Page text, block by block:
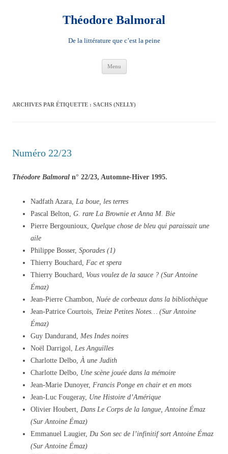
Théodore Balmoral
De la littérature que c’est la peine
Menu
ARCHIVES PAR ÉTIQUETTE : SACHS (NELLY)
Numéro 22/23
Théodore Balmoral n° 22/23, Automne-Hiver 1995.
Nadfath Azara, La boue, les terres
Pascal Belton, G. rare La Brownie et Anna M. Bie
Pierre Bergounioux, Quelque chose de bleu qui paraissait une
aile
Philippe Bosser, Sporades (1)
Thierry Bouchard, Fac et spera
Thierry Bouchard, Vous voulez de la sauce ? (Sur Antoine
Émaz)
Jean-Pierre Chambon, Nuée de corbeaux dans la bibliothèque
Jean-Patrice Courtois, Treize Petites Notes… (Sur Antoine
Émaz)
Guy Dandurand, Mes Indes noires
Noël Darrigol, Les Anguilles
Charlotte Delbo,À une Judith
Charlotte Delbo, Une scène jouée dans la mémoire
Jean-Marie Dunoyer, Francis Ponge en chair et en mots
Jean-Luc Fougeray, Une Histoire d’Amérique
Olivier Houbert, Dans Le Corps de la langue, Antoine Émaz
(Sur Antoine Émaz)
Emmanuel Laugier, Du Son sec de l’infinitif sort Antoine Émaz
(Sur Antoine Émaz)